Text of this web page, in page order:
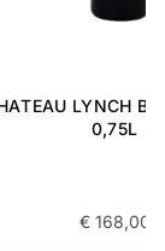
LYNCH
0,75L
€168,00